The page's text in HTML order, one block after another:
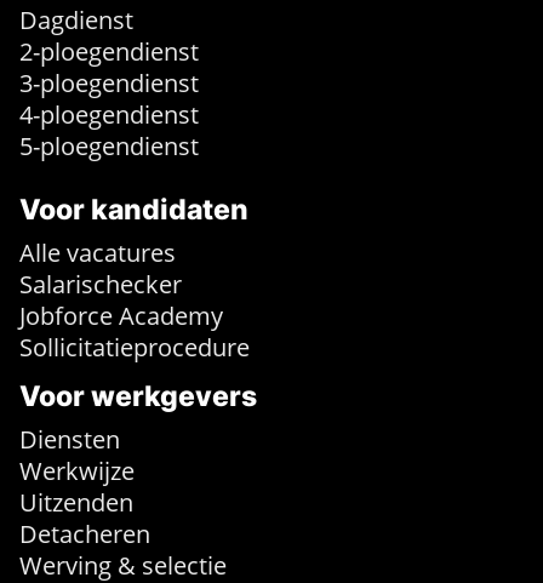
Dagdienst
2-ploegendienst
3-ploegendienst
4-ploegendienst
5-ploegendienst
Voor kandidaten
Alle vacatures
Salarischecker
Jobforce Academy
Sollicitatieprocedure
Voor werkgevers
Diensten
Werkwijze
Uitzenden
Detacheren
Werving & selectie